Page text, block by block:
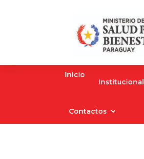
Inicio
Institucional
Contactos